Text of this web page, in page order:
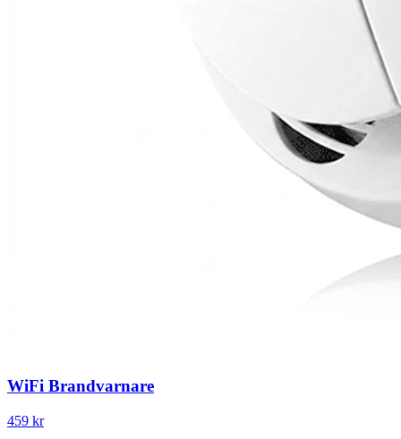
WiFi Brandvarnare
459 kr